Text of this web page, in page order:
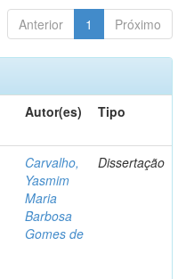
Anterior 1 Próximo
Autor(es) Tipo
Carvalho,
Yasmim
Maria
Barbosa
Gomes de
Dissertação